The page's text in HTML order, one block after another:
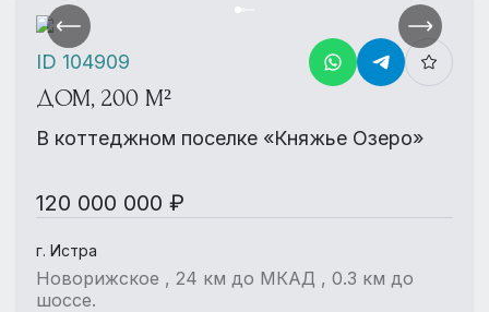
ДОМ, 200 М²
В коттеджном поселке «Княжье Озеро»
120 000 000 ₽
г. Истра
Новорижское , 24 км до МКАД , 0.3 км до
шоссе.
ID 104909